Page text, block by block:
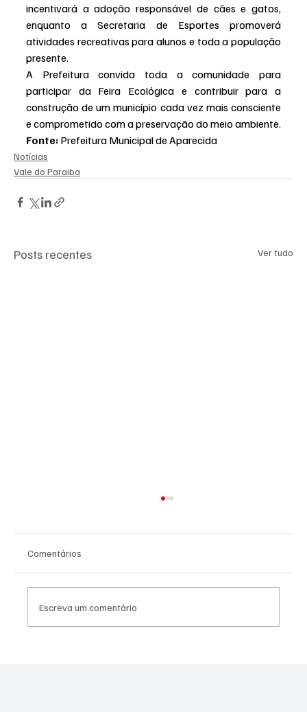
incentivará a adoção responsável de cães e gatos,
enquanto a Secretaria de Esportes promoverá
atividades recreativas para alunos e toda a população
presente.
A Prefeitura convida toda a comunidade para
participar da Feira Ecológica e contribuir para a
construção de um município cada vez mais consciente
e comprometido com a preservação do meio ambiente.
Fonte: Prefeitura Municipal de Aparecida
Notícias
Vale do Paraiba
Posts recentes Ver tudo
Comentários
Escreva um comentário